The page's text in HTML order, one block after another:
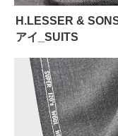
H.LESSER &
アイ_SUITS